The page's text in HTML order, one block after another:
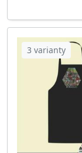
3 varianty